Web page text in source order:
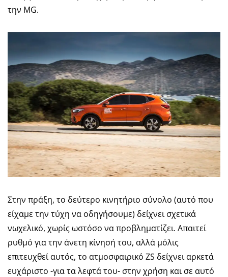
την MG.
Στην πράξη, το δεύτερο κινητήριο σύνολο (αυτό που
είχαμε την τύχη να οδηγήσουμε) δείχνει σχετικά
νωχελικό, χωρίς ωστόσο να προβληματίζει. Απαιτεί
ρυθμό για την άνετη κίνησή του, αλλά μόλις
επιτευχθεί αυτός, το ατμοσφαιρικό ZS δείχνει αρκετά
ευχάριστο -για τα λεφτά του- στην χρήση και σε αυτό